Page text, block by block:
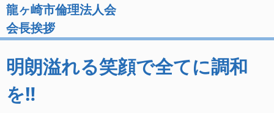
龍ヶ崎市倫理法人会
会長挨拶
明朗溢れる笑顔で全てに調和
を‼️